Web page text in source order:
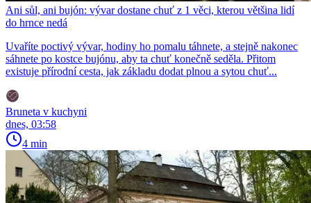
Ani sůl, ani bujón: vývar dostane chuť z 1 věci, kterou většina lidí
do hrnce nedá
Uvaříte poctivý vývar, hodiny ho pomalu táhnete, a stejně nakonec
sáhnete po kostce bujónu, aby ta chuť konečně seděla. Přitom
existuje přírodní cesta, jak základu dodat plnou a sytou chuť...
Bruneta v kuchyni
dnes, 03:58
4 min